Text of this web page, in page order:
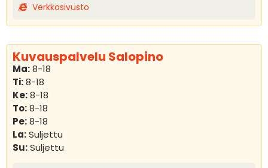
Verkkosivusto
Kuvauspalvelu Salopino
Ma:8-18
Ti:8-18
Ke:8-18
To:8-18
Pe:8-18
La:Suljettu
Su:Suljettu